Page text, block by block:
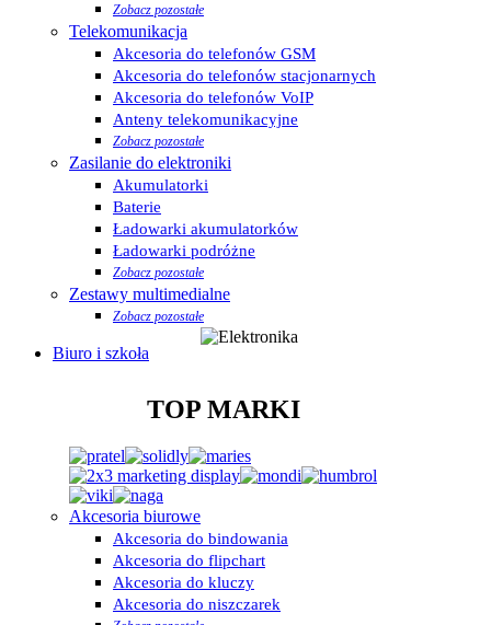
Zobacz pozostałe
Telekomunikacja
Akcesoria do telefonów GSM
Akcesoria do telefonów stacjonarnych
Akcesoria do telefonów VoIP
Anteny telekomunikacyjne
Zobacz pozostałe
Zasilanie do elektroniki
Akumulatorki
Baterie
Ładowarki akumulatorków
Ładowarki podróżne
Zobacz pozostałe
Zestawy multimedialne
Zobacz pozostałe
Biuro i szkoła
TOP MARKI
Akcesoria biurowe
Akcesoria do bindowania
Akcesoria do flipchart
Akcesoria do kluczy
Akcesoria do niszczarek